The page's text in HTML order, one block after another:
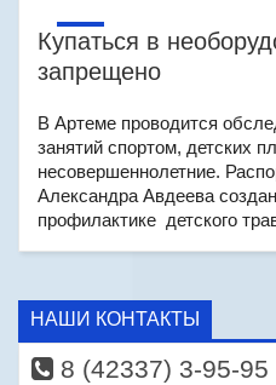
Купаться в
запрещено
В Артеме проводится
занятий спортом, детских
несовершеннолетние.
Александра Авдеева
профилактике детского
НАШИ КОНТАКТЫ
8 (42337) 3-95-95